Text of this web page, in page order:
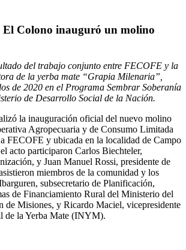
Colono inauguró un molino
del trabajo conjunto entre FECOFE y la
de la yerba mate “Grapia Milenaria”,
de 2020 en el Programa Sembrar Soberanía
de Desarrollo Social de la Nación.
la inauguración oficial del nuevo molino
Agropecuaria y de Consumo Limitada
FECOFE y ubicada en la localidad de Campo
acto participaron Carlos Biechteler,
y Juan Manuel Rossi, presidente de
miembros de la comunidad y los
subsecretario de Planificación,
de Financiamiento Rural del Ministerio del
de Misiones, y Ricardo Maciel, vicepresidente
de la Yerba Mate (INYM).